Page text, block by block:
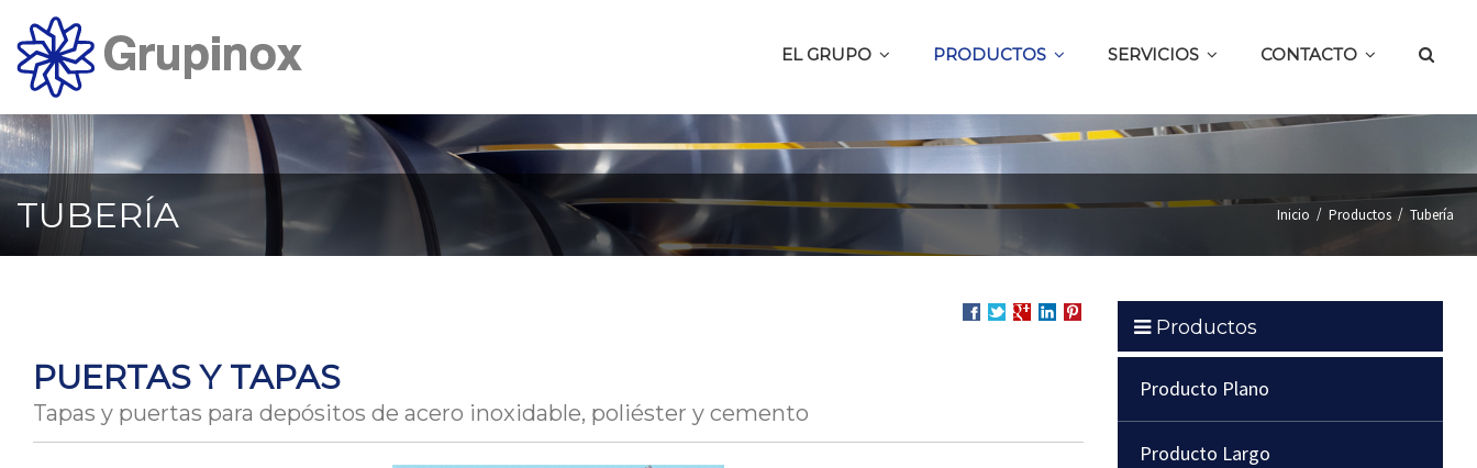
contenido
principal
la
página
EL GRUPO PRODUCTOS SERVICIOS CONTACTO
TUBERÍA Inicio / Productos / Tubería
PUERTAS Y TAPAS
Tapas y puertas para depósitos de acero inoxidable, poliéster y cemento
Productos
Producto Plano
Producto Largo